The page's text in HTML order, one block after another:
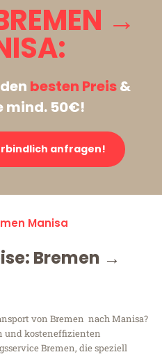
→
besten Preis&
mind. 50€!
anfragen!
Manisa
Bremen →
von Bremen nach Manisa?
und kosteneffizienten
Bremen, die speziell